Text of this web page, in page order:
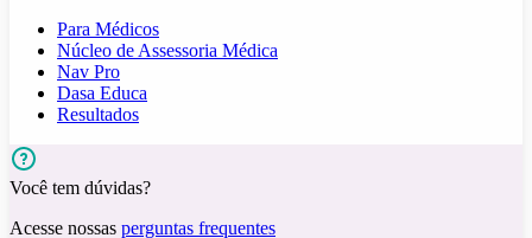
Para Médicos
Núcleo de Assessoria Médica
Nav Pro
Dasa Educa
Resultados
Você tem dúvidas?
Acesse nossas perguntas frequentes